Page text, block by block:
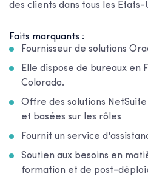
des clients dans tous les États-
Faits marquants :
Fournisseur de solutions
Elle dispose de bureaux en
Colorado.
Offre des solutions
et basées sur les rôles
Fournit un service
Soutien aux besoins en
formation et de post-